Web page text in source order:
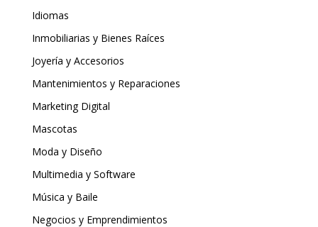
Idiomas
Inmobiliarias y Bienes Raíces
Joyería y Accesorios
Mantenimientos y Reparaciones
Marketing Digital
Mascotas
Moda y Diseño
Multimedia y Software
Música y Baile
Negocios y Emprendimientos